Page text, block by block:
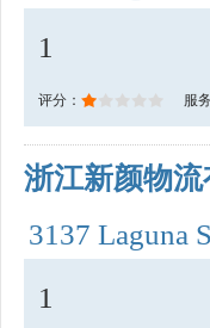
1
评分： 服
浙江新颜物流
3137 Laguna
1